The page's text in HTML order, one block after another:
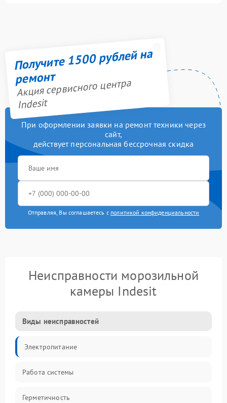
Получите 1500 рублей на
ремонт
Акция сервисного центра
Indesit
При оформлении заявки на ремонт техники через
сайт,
действует персональная бессрочная скидка
Отправляя, Вы соглашаетесь с политикой конфиденциальности
Неисправности морозильной
камеры Indesit
Виды неисправностей
Электропитание
Работа системы
Герметичность